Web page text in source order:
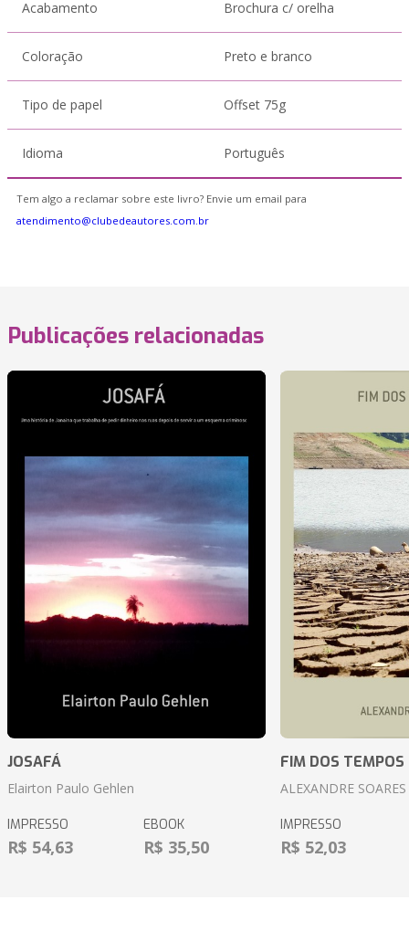
Acabamento Brochura c/ orelha
Coloração Preto e branco
Tipo de papel Offset 75g
Idioma Português
Tem algo a reclamar sobre este livro? Envie um email para
atendimento@clubedeautores.com.br
Publicações relacionadas
JOSAFÁ
Elairton Paulo Gehlen
IMPRESSO
R$ 54,63
EBOOK
R$ 35,50
FIM DOS TEMPOS
ALEXANDRE SOARES
IMPRESSO
R$ 52,03